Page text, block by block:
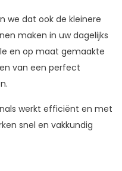
we dat ook de kleinere
maken in uw dagelijks
en op maat gemaakte
van een perfect
werkt efficiënt en met
snel en vakkundig